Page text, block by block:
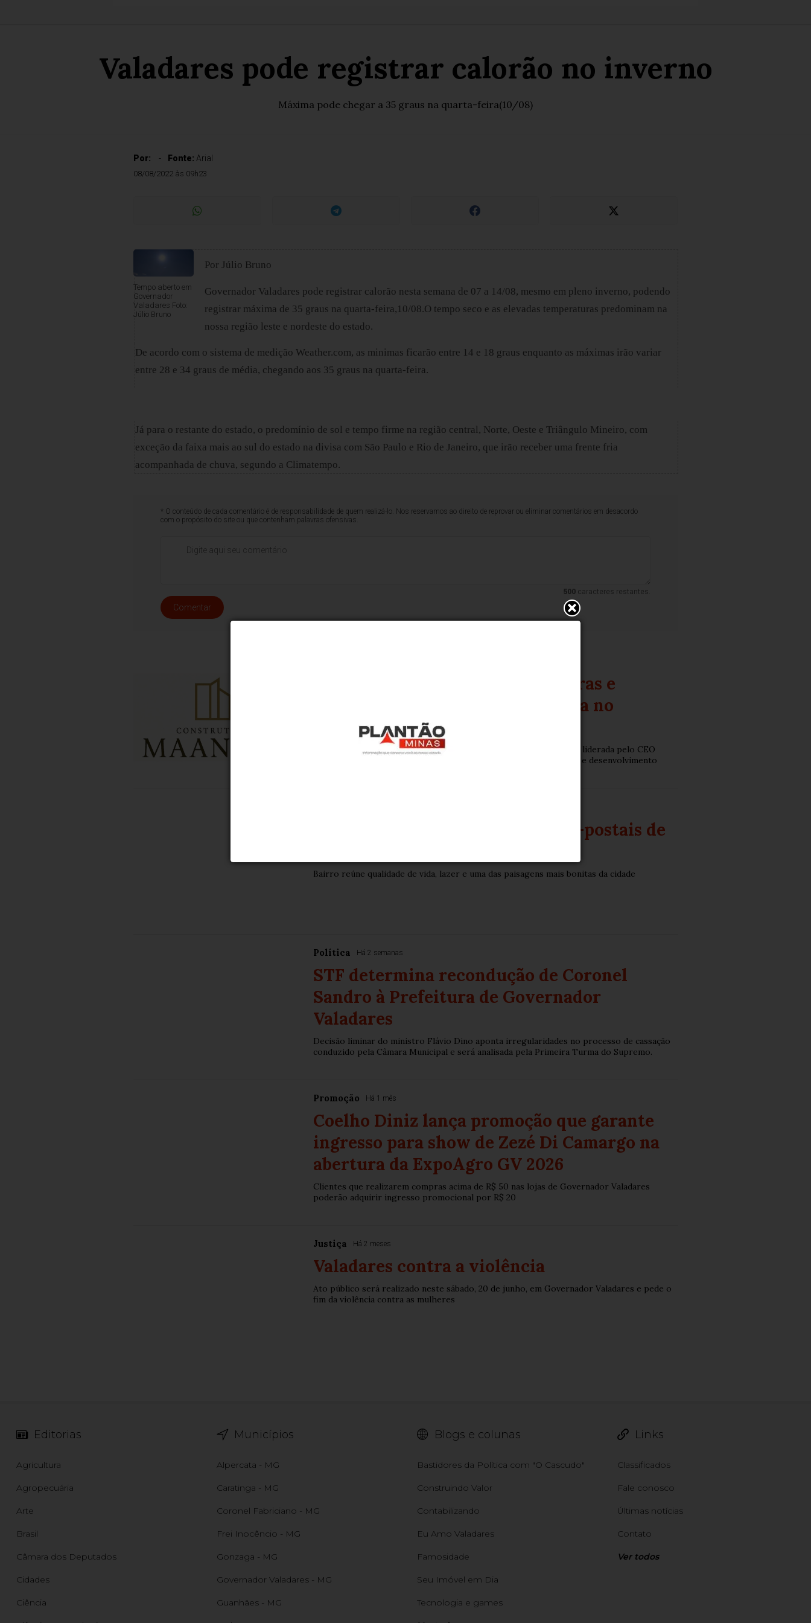
Valadares pode registrar calorão no inverno
Máxima pode chegar a 35 graus na quarta-feira(10/08)
Por: Fonte: Arial
08/08/2022 às 09h23
Tempo aberto em
Governador
Valadares Foto:
Júlio Bruno
Por Júlio Bruno
Governador Valadares pode registrar calorão nesta semana de 07 a 14/08, mesmo em pleno inverno, podendo
registrar máxima de 35 graus na quarta-feira,10/08.O tempo seco e as elevadas temperaturas predominam na
nossa região leste e nordeste do estado.
De acordo com o sistema de medição Weather.com, as minimas ficarão entre 14 e 18 graus enquanto as máximas irão variar
entre 28 e 34 graus de média, chegando aos 35 graus na quarta-feira.
Já para o restante do estado, o predomínio de sol e tempo firme na região central, Norte, Oeste e Triângulo Mineiro, com
exceção da faixa mais ao sul do estado na divisa com São Paulo e Rio de Janeiro, que irão receber uma frente fria
acompanhada de chuva, segundo a Climatempo.
* O conteúdo de cada comentário é de responsabilidade de quem realizá-lo. Nos reservamos ao direito de reprovar ou eliminar comentários em desacordo
com o propósito do site ou que contenham palavras ofensivas.
500 caracteres restantes.
Comentar
Construtora Maanain acelera obras e
consolida trajetória de referência no
mercado imobiliário
Com empreendimentos em diferentes fases de execução, empresa liderada pelo CEO
Benjamin S. Coelho reforça compromisso com qualidade, inovação e desenvolvimento
Ilha dos Araújos: um dos cartões-postais de
Bairro reúne qualidade de vida, lazer e uma das paisagens mais bonitas da cidade
Política Há 2 semanas
STF determina recondução de Coronel
Sandro à Prefeitura de Governador
Valadares
Decisão liminar do ministro Flávio Dino aponta irregularidades no processo de cassação
conduzido pela Câmara Municipal e será analisada pela Primeira Turma do Supremo.
Promoção Há 1 mês
Coelho Diniz lança promoção que garante
ingresso para show de Zezé Di Camargo na
abertura da ExpoAgro GV 2026
Clientes que realizarem compras acima de R$ 50 nas lojas de Governador Valadares
poderão adquirir ingresso promocional por R$ 20
Justiça Há 2 meses
Valadares contra a violência
Ato público será realizado neste sábado, 20 de junho, em Governador Valadares e pede o
fim da violência contra as mulheres
Editorias
Agricultura
Agropecuária
Arte
Brasil
Câmara dos Deputados
Cidades
Ciência
Municípios
Alpercata - MG
Caratinga - MG
Coronel Fabriciano - MG
Frei Inocêncio - MG
Gonzaga - MG
Governador Valadares - MG
Guanhães - MG
Blogs e colunas
Bastidores da Política com "O Cascudo"
Construindo Valor
Contabilizando
Eu Amo Valadares
Famosidade
Seu Imóvel em Dia
Tecnologia e games
Links
Classificados
Fale conosco
Últimas notícias
Contato
Ver todos